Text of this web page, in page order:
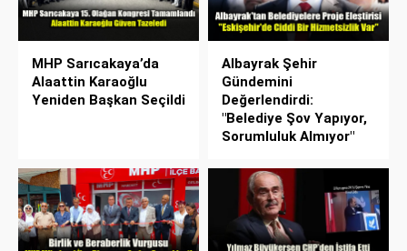
MHP Sarıcakaya’da
Alaattin Karaoğlu
Yeniden Başkan Seçildi
Albayrak Şehir
Gündemini
Değerlendirdi:
"Belediye Şov Yapıyor,
Sorumluluk Almıyor"